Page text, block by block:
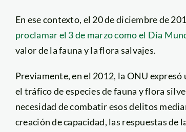
En ese contexto, el 20 de diciembre de
proclamar el 3 de marzo como el Día
valor de la fauna y la flora salvajes.
Previamente, en el 2012, la ONU
el tráfico de especies de fauna y flora
necesidad de combatir esos delitos
creación de capacidad, las respuestas de